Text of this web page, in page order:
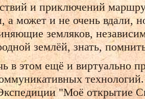
и приключений
может и не очень вдали,
земляков,
землёй, знать,
в этом ещё и виртуально
"Моё открытие